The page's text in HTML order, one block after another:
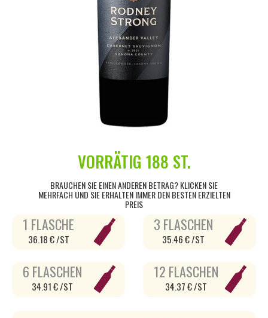
VORRÄTIG 188 ST.
BRAUCHEN SIE EINEN ANDEREN BETRAG? KLICKEN SIE
MEHRFACH UND SIE ERHALTEN IMMER DEN BESTEN ERZIELTEN
PREIS
1 FLASCHE
36.18 € /ST
3 FLASCHEN
35.46 € /ST
6 FLASCHEN
34.91 € /ST
12 FLASCHEN
34.37 € /ST